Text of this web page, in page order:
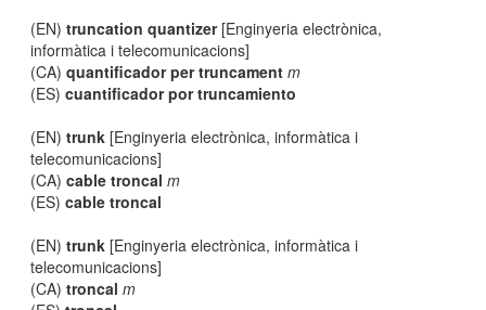
(EN)truncation quantizer[Enginyeria electrònica,
informàtica i telecomunicacions]
(CA)quantificador per truncament m
(ES)cuantificador por truncamiento
(EN)trunk [Enginyeria electrònica, informàtica i
telecomunicacions]
(CA)cable troncal m
(ES)cable troncal
(EN)trunk [Enginyeria electrònica, informàtica i
telecomunicacions]
(CA)troncal m